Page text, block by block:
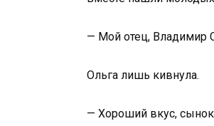
— Мой отец, Владимир
Ольга лишь кивнула.
— Хороший вкус,